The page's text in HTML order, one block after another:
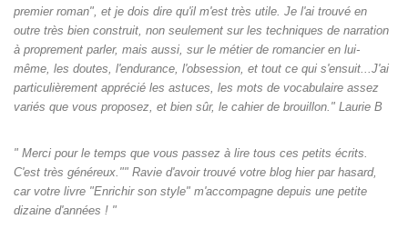
premier roman", et je dois dire qu'il m'est très utile. Je l'ai trouvé en
outre très bien construit, non seulement sur les techniques de narration
à proprement parler, mais aussi, sur le métier de romancier en lui-
même, les doutes, l'endurance, l'obsession, et tout ce qui s'ensuit...J'ai
particulièrement apprécié les astuces, les mots de vocabulaire assez
variés que vous proposez, et bien sûr, le cahier de brouillon." Laurie B
" Merci pour le temps que vous passez à lire tous ces petits écrits.
C'est très généreux."" Ravie d'avoir trouvé votre blog hier par hasard,
car votre livre "Enrichir son style" m'accompagne depuis une petite
dizaine d'années ! "